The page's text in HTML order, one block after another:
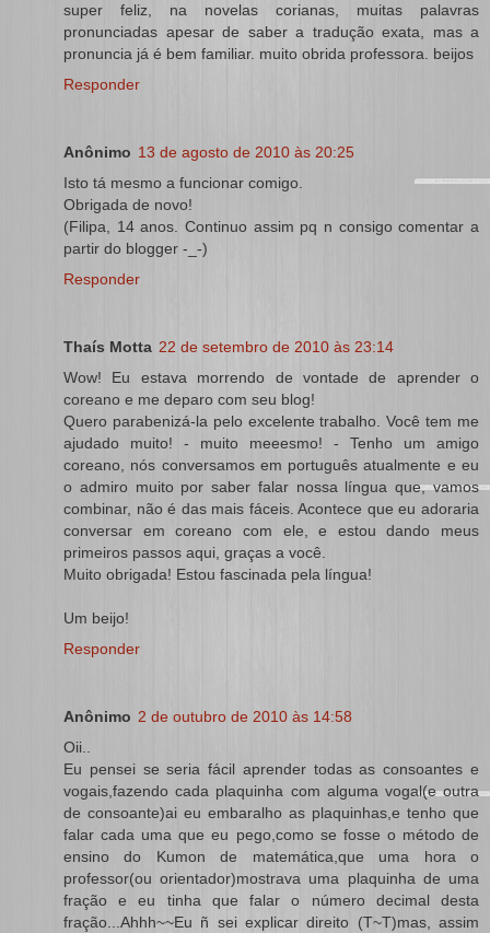
super feliz, na novelas corianas, muitas palavras
pronunciadas apesar de saber a tradução exata, mas a
pronuncia já é bem familiar. muito obrida professora. beijos
Responder
Anônimo 13 de agosto de 2010 às 20:25
Isto tá mesmo a funcionar comigo.
Obrigada de novo!
(Filipa, 14 anos. Continuo assim pq n consigo comentar a
partir do blogger -_-)
Responder
Thaís Motta 22 de setembro de 2010 às 23:14
Wow! Eu estava morrendo de vontade de aprender o
coreano e me deparo com seu blog!
Quero parabenizá-la pelo excelente trabalho. Você tem me
ajudado muito! - muito meeesmo! - Tenho um amigo
coreano, nós conversamos em português atualmente e eu
o admiro muito por saber falar nossa língua que, vamos
combinar, não é das mais fáceis. Acontece que eu adoraria
conversar em coreano com ele, e estou dando meus
primeiros passos aqui, graças a você.
Muito obrigada! Estou fascinada pela língua!
Um beijo!
Responder
Anônimo 2 de outubro de 2010 às 14:58
Oii..
Eu pensei se seria fácil aprender todas as consoantes e
vogais,fazendo cada plaquinha com alguma vogal(e outra
de consoante)ai eu embaralho as plaquinhas,e tenho que
falar cada uma que eu pego,como se fosse o método de
ensino do Kumon de matemática,que uma hora o
professor(ou orientador)mostrava uma plaquinha de uma
fração e eu tinha que falar o número decimal desta
fração...Ahhh~~Eu ñ sei explicar direito (T~T)mas, assim